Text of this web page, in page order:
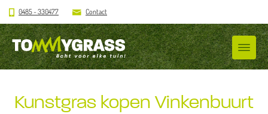
0485 - 330477 Contact
Kunstgras kopen Vinkenbuurt